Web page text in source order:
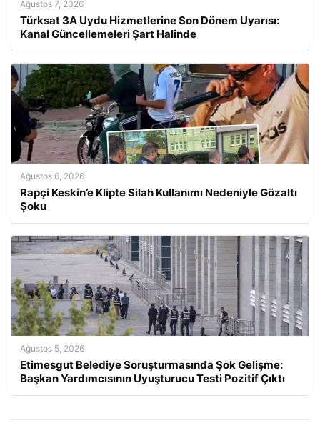
Ağustos 7, 2026
Türksat 3A Uydu Hizmetlerine Son Dönem Uyarısı:
Kanal Güncellemeleri Şart Halinde
Ağustos 6, 2026
Rapçi Keskin’e Klipte Silah Kullanımı Nedeniyle Gözaltı
Şoku
Ağustos 5, 2026
Etimesgut Belediye Soruşturmasında Şok Gelişme:
Başkan Yardımcısının Uyuşturucu Testi Pozitif Çıktı